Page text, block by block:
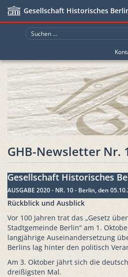
Gesellschaft Historisches
GHB-Newsletter Nr.
Gesellschaft Historisches
AUSGABE 2020 - NR. 10 - Berlin, den
Rückblick und Ausblick
Vor 100 Jahren trat das „Gesetz
Stadtgemeinde Berlin“ am 1.
langjährige Auseinandersetzung
Berlins lag hinter den politisch
Am 3. Oktober jährt sich die
dreißigsten Mal.